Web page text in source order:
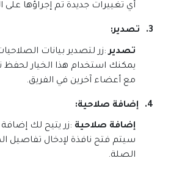
أي تغييرات جديدة تم إجراؤها على
3. تصدير:
تصدير:زر لتصدير بيانات
يمكنك استخدام هذا الخيار لحفظ
مع أعضاء آخرين في الفريق.
4. إضافة صلاحية:
إضافة صلاحية :زر يتيح لك
سيتم فتح نافذة لإدخال تفاصيل
الصلة.